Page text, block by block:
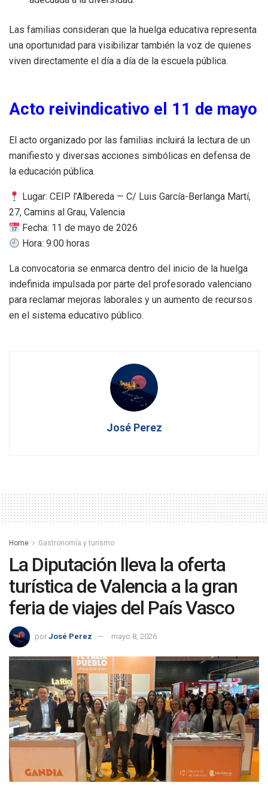
Las familias consideran que la huelga educativa representa
una oportunidad para visibilizar también la voz de quienes
viven directamente el día a día de la escuela pública.
Acto reivindicativo el 11 de mayo
El acto organizado por las familias incluirá la lectura de un
manifiesto y diversas acciones simbólicas en defensa de
la educación pública.
Lugar: CEIP l’Albereda — C/ Luis García-Berlanga Martí,
27, Camins al Grau, Valencia
Fecha: 11 de mayo de 2026
Hora: 9:00 horas
La convocatoria se enmarca dentro del inicio de la huelga
indefinida impulsada por parte del profesorado valenciano
para reclamar mejoras laborales y un aumento de recursos
en el sistema educativo público.
José Perez
Home Gastronomía y turismo
La Diputación lleva la oferta
turística de Valencia a la gran
feria de viajes del País Vasco
por José Perez mayo 8, 2026